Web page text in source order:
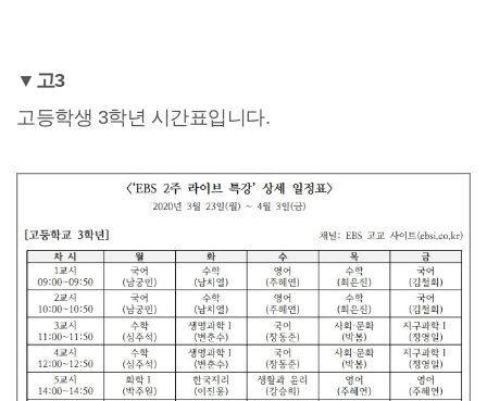
▼고3
고등학생 3학년 시간표입니다.